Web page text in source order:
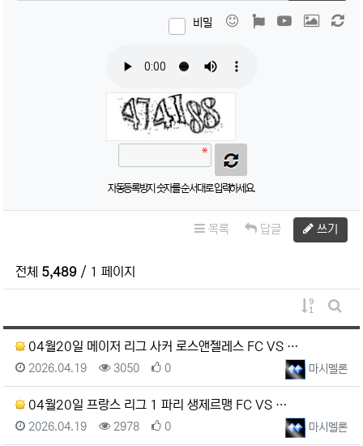
비밀 이모티콘폰트어썸동영상 이미지
자동등록방지 숫자를 순서대로 입력하세요.
목록 답글 쓰기
전체 5,489/ 1 페이지
게시물
게시
04월20일 메이저 리그 사커 로스앤젤레스 FC VS …
등록자마시멜론
등록일
2026.04.19 조회
3050 추천
0
04월20일 프랑스 리그 1 파리 생제르맹 FC VS …
등록자마시멜론
등록일
2026.04.19 조회
2978 추천
0